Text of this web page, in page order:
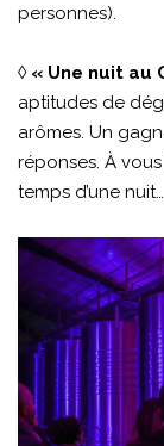
personnes).
◊ « Une nuit au
aptitudes de
arômes. Un
réponses. À
temps d’une nuit…